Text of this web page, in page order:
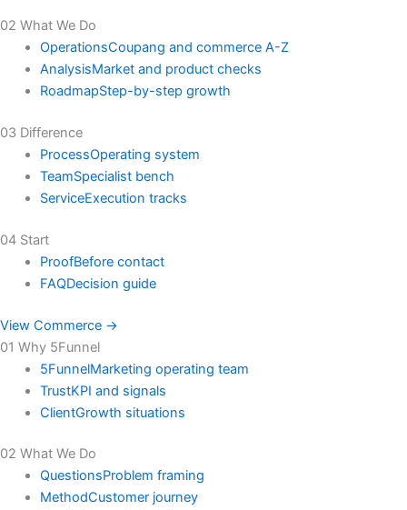
02 What We Do
OperationsCoupang and commerce A-Z
AnalysisMarket and product checks
RoadmapStep-by-step growth
03 Difference
ProcessOperating system
TeamSpecialist bench
ServiceExecution tracks
04 Start
ProofBefore contact
FAQDecision guide
View Commerce →
01 Why 5Funnel
5FunnelMarketing operating team
TrustKPI and signals
ClientGrowth situations
02 What We Do
QuestionsProblem framing
MethodCustomer journey